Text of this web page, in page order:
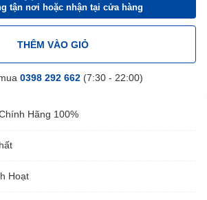
tận nơi hoặc nhận tại cửa hàng
THÊM VÀO GIỎ
0398 292 662(7:30 - 22:00)
Hãng 100%
Hoạt